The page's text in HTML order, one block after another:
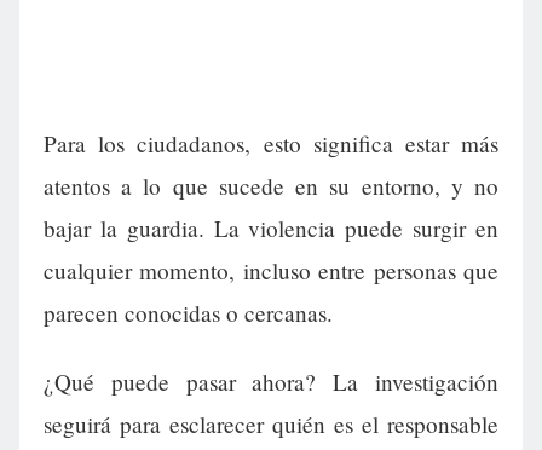
Para los ciudadanos, esto significa estar más
atentos a lo que sucede en su entorno, y no
bajar la guardia. La violencia puede surgir en
cualquier momento, incluso entre personas que
parecen conocidas o cercanas.
¿Qué puede pasar ahora? La investigación
seguirá para esclarecer quién es el responsable